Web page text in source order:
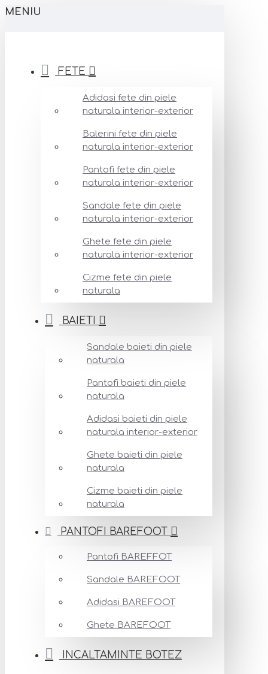
MENIU
FETE
Adidasi fete din piele
naturala interior-exterior
Balerini fete din piele
naturala interior-exterior
Pantofi fete din piele
naturala interior-exterior
Sandale fete din piele
naturala interior-exterior
Ghete fete din piele
naturala interior-exterior
Cizme fete din piele
naturala
BAIETI
Sandale baieti din piele
naturala
Pantofi baieti din piele
naturala
Adidasi baieti din piele
naturala interior-exterior
Ghete baieti din piele
naturala
Cizme baieti din piele
naturala
PANTOFI BAREFOOT
Pantofi BAREFFOT
Sandale BAREFOOT
Adidasi BAREFOOT
Ghete BAREFOOT
INCALTAMINTE BOTEZ